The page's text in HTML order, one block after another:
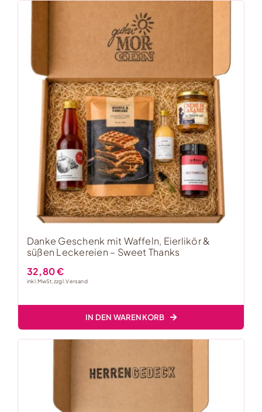
Danke Geschenk mit Waffeln, Eierlikör &
süßen Leckereien – Sweet Thanks
32,80€
inkl. MwSt, zzgl.Versand
IN DEN WARENKORB